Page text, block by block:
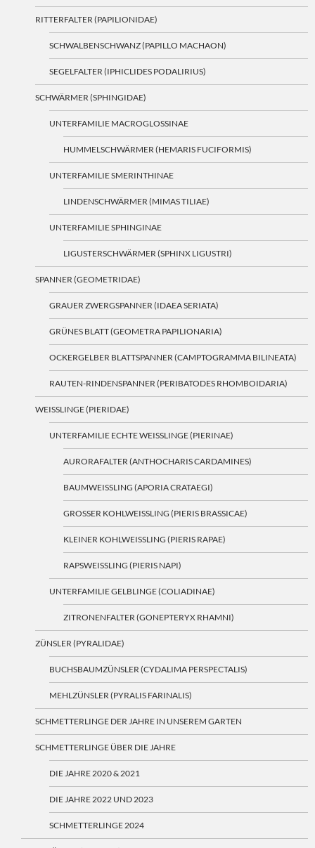
RITTERFALTER (PAPILIONIDAE)
SCHWALBENSCHWANZ (PAPILLO MACHAON)
SEGELFALTER (IPHICLIDES PODALIRIUS)
SCHWÄRMER (SPHINGIDAE)
UNTERFAMILIE MACROGLOSSINAE
HUMMELSCHWÄRMER (HEMARIS FUCIFORMIS)
UNTERFAMILIE SMERINTHINAE
LINDENSCHWÄRMER (MIMAS TILIAE)
UNTERFAMILIE SPHINGINAE
LIGUSTERSCHWÄRMER (SPHINX LIGUSTRI)
SPANNER (GEOMETRIDAE)
GRAUER ZWERGSPANNER (IDAEA SERIATA)
GRÜNES BLATT (GEOMETRA PAPILIONARIA)
OCKERGELBER BLATTSPANNER (CAMPTOGRAMMA BILINEATA)
RAUTEN-RINDENSPANNER (PERIBATODES RHOMBOIDARIA)
WEISSLINGE (PIERIDAE)
UNTERFAMILIE ECHTE WEISSLINGE (PIERINAE)
AURORAFALTER (ANTHOCHARIS CARDAMINES)
BAUMWEISSLING (APORIA CRATAEGI)
GROSSER KOHLWEISSLING (PIERIS BRASSICAE)
KLEINER KOHLWEISSLING (PIERIS RAPAE)
RAPSWEISSLING (PIERIS NAPI)
UNTERFAMILIE GELBLINGE (COLIADINAE)
ZITRONENFALTER (GONEPTERYX RHAMNI)
ZÜNSLER (PYRALIDAE)
BUCHSBAUMZÜNSLER (CYDALIMA PERSPECTALIS)
MEHLZÜNSLER (PYRALIS FARINALIS)
SCHMETTERLINGE DER JAHRE IN UNSEREM GARTEN
SCHMETTERLINGE ÜBER DIE JAHRE
DIE JAHRE 2020 & 2021
DIE JAHRE 2022 UND 2023
SCHMETTERLINGE 2024